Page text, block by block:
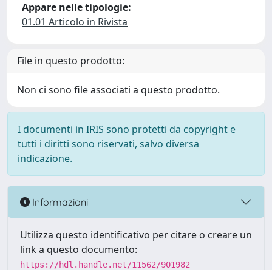
Appare nelle tipologie:
01.01 Articolo in Rivista
File in questo prodotto:
Non ci sono file associati a questo prodotto.
I documenti in IRIS sono protetti da copyright e
tutti i diritti sono riservati, salvo diversa
indicazione.
Informazioni
Utilizza questo identificativo per citare o creare un
link a questo documento:
https://hdl.handle.net/11562/901982